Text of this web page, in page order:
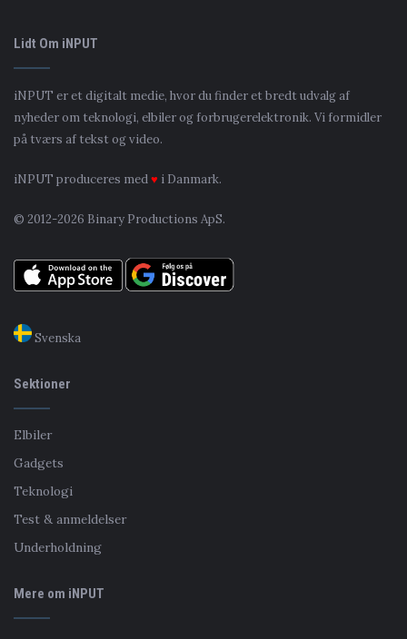
Lidt Om iNPUT
iNPUT er et digitalt medie, hvor du finder et bredt udvalg af
nyheder om teknologi, elbiler og forbrugerelektronik. Vi formidler
på tværs af tekst og video.
iNPUT produceres med♥ i Danmark.
© 2012-2026 Binary Productions ApS.
Svenska
Sektioner
Elbiler
Gadgets
Teknologi
Test & anmeldelser
Underholdning
Mere om iNPUT